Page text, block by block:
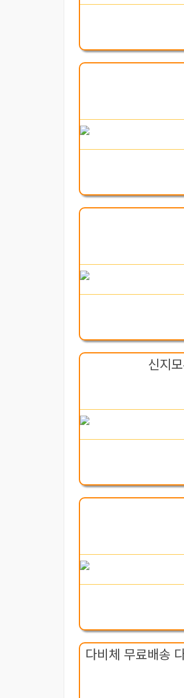
신지
다비체 무료배송